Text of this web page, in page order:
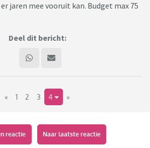
jaren mee vooruit kan. Budget max 75
Deel dit bericht:
« 1 2 3 4 »
reactie Naar laatste reactie